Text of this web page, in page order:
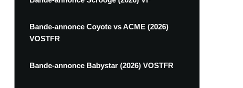
Bande-annonce Coyote vs ACME (2026)
VOSTFR
Bande-annonce Babystar (2026) VOSTFR